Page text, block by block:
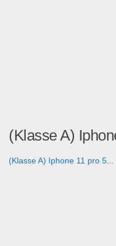
(Klasse A)
(Klasse A) Iphone 11 pro 5...